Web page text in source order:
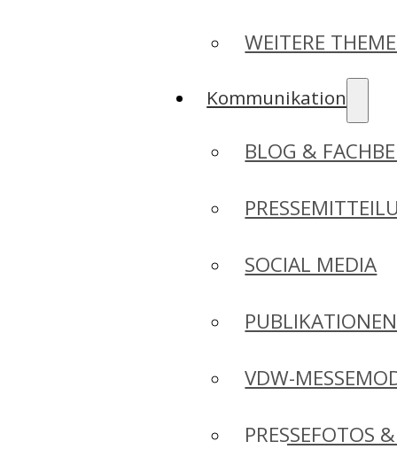
WEITERE
Kommunikation
BLOG &
SOCIAL MEDIA
PUBLIKATIONEN
VDW-
PRESSEFOTOS